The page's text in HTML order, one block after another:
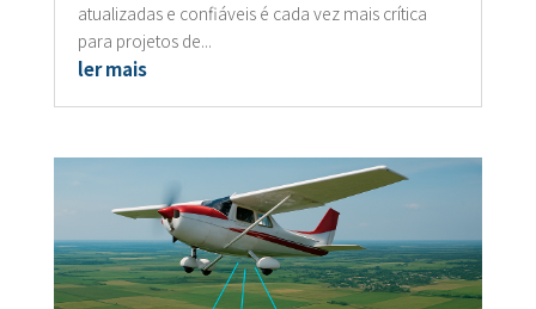
atualizadas e confiáveis é cada vez mais crítica
para projetos de...
ler mais